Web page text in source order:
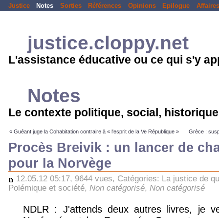
Justice Notes Sorties Références Opinions Epilogue Affaires
justice.cloppy.net
L'assistance éducative ou ce qui s'y
Notes
Le contexte politique, social,
« Guéant juge la Cohabitation contraire à « l'esprit de la Ve République » Grèce :
Procès Breivik : un lancer de
pour la Norvège
12.05.12 05:17, 9644 vues, Catégories: La justice de
Polémique et société, Non catégorisé, Non catégorisé
NDLR : J'attends deux autres livres, je